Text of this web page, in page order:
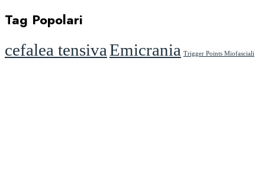
Tag Popolari
cefalea tensivaEmicrania Trigger Points Miofasciali